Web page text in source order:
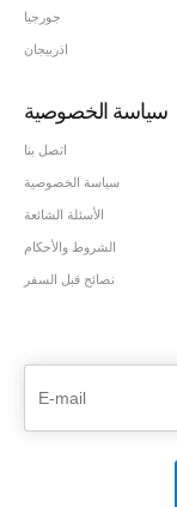
جورجيا
اذربيجان
سياسة الخصوصية
اتصل بنا
سياسة الخصوصية
الأسئلة الشائعة
الشروط والأحكام
نصائح قبل السفر